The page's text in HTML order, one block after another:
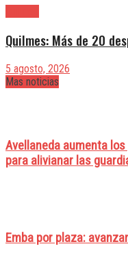
Quilmes: Más de 20
5 agosto, 2026
Mas noticias
Avellaneda aumenta
para alivianar las
Emba por plaza: